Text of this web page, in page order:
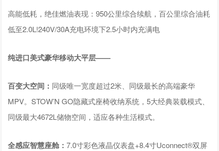
高能低耗，绝佳燃油表现：950公里综合续航，百公里综合油耗
低至2.0L!240V/30A充电环境下2.5小时内充满电
纯进口美式豪华移动大平层——
百变大空间： 同级唯一宽度超过2米、同级最长的高端豪华
MPV。STOW’N GO隐藏式座椅收纳系统，5大经典装载模式、
同级最大4672L储物空间，适应各种生活模式。
全感应智慧座舱：7.0寸彩色液晶仪表盘+8.4寸Uconnect®双屏